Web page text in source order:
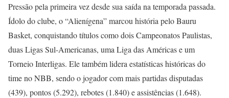
Pressão pela primeira vez desde sua saída na temporada passada.
Ídolo do clube, o “Alienígena” marcou história pelo Bauru
Basket, conquistando títulos como dois Campeonatos Paulistas,
duas Ligas Sul-Americanas, uma Liga das Américas e um
Torneio Interligas. Ele também lidera estatísticas históricas do
time no NBB, sendo o jogador com mais partidas disputadas
(439), pontos (5.292), rebotes (1.840) e assistências (1.648).